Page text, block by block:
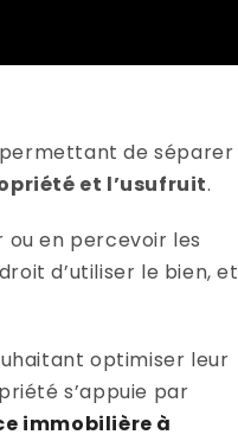
permettant de séparer
et l’usufruit.
ou en percevoir les
d’utiliser le bien, et
optimiser leur
s’appuie par
immobilière à